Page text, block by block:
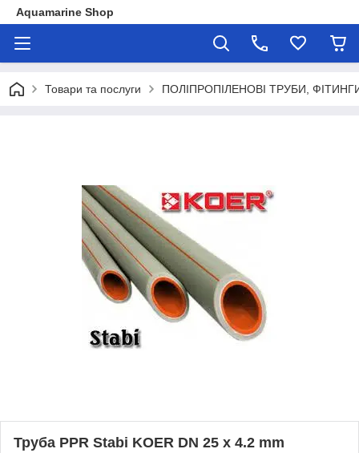
Aquamarine Shop
Товари та послуги ПОЛІПРОПІЛЕНОВІ ТРУБИ,
Труба PPR Stabi KOER DN 25 x 4.2 mm